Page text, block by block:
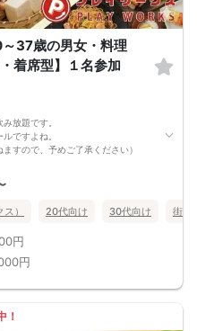
性があります。
ル、途中キャンセルは出来ません。
に同意したと判断いたします。
37歳の男女・料理
着席型】１名参加
放題です。
ですよね。
すので、予めご了承ください）
りにも最適です。
。
ご了承ください）
もバッチリ★
」から会話を楽しみましょう。
。
ください）
） 20代向け 30代向け 街コ
円
円
！